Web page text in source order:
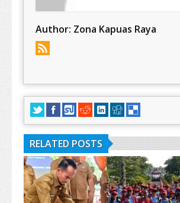
Author: Zona Kapuas Raya
RELATED POSTS